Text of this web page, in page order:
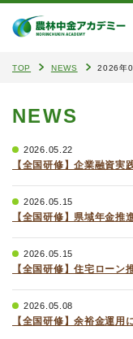
TOP NEWS 2026年
NEWS
2026.05.22
【全国研修】企業融資実
2026.05.15
【全国研修】県域年金推
2026.05.15
【全国研修】住宅ローン
2026.05.08
【全国研修】余裕金運用